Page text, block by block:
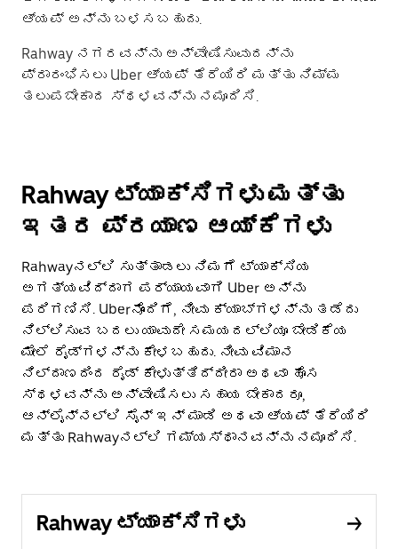
ಆ್ಯಪ್ ಅನ್ನು ಬಳಸಬಹುದು.
Rahway ನಗರವನ್ನು ಅನ್ವೇಷಿಸುವುದನ್ನು
ಪ್ರಾರಂಭಿಸಲು Uber ಆ್ಯಪ್ ತೆರೆಯಿರಿ ಮತ್ತು ನಿಮ್ಮ
ತಲುಪಬೇಕಾದ ಸ್ಥಳವನ್ನು ನಮೂದಿಸಿ.
Rahway ಟ್ಯಾಕ್ಸಿಗಳು ಮತ್ತು
ಇತರ ಪ್ರಯಾಣ ಆಯ್ಕೆಗಳು
Rahwayನಲ್ಲಿ ಸುತ್ತಾಡಲು ನಿಮಗೆ ಟ್ಯಾಕ್ಸಿಯ
ಅಗತ್ಯವಿದ್ದಾಗ ಪರ್ಯಾಯವಾಗಿ Uber ಅನ್ನು
ಪರಿಗಣಿಸಿ. Uber‌ನೊಂದಿಗೆ, ನೀವು ಕ್ಯಾಬ್‌ಗಳನ್ನು ತಡೆದು
ನಿಲ್ಲಿಸುವ ಬದಲು ಯಾವುದೇ ಸಮಯದಲ್ಲಿಯೂ ಬೇಡಿಕೆಯ
ಮೇಲೆ ರೈಡ್‌ಗಳನ್ನು ಕೇಳಬಹುದು. ನೀವು ವಿಮಾನ
ನಿಲ್ದಾಣದಿಂದ ರೈಡ್ ಕೇಳುತ್ತಿದ್ದೀರಾ ಅಥವಾ ಹೊಸ
ಸ್ಥಳವನ್ನು ಅನ್ವೇಷಿಸಲು ಸಹಾಯ ಬೇಕಾದರೂ,
ಆನ್‌ಲೈನ್‌ನಲ್ಲಿ ಸೈನ್ ಇನ್ ಮಾಡಿ ಅಥವಾ ಆ್ಯಪ್ ತೆರೆಯಿರಿ
ಮತ್ತು Rahwayನಲ್ಲಿ ಗಮ್ಯಸ್ಥಾನವನ್ನು ನಮೂದಿಸಿ.
Rahway ಟ್ಯಾಕ್ಸಿಗಳು